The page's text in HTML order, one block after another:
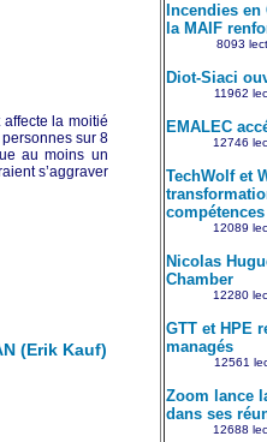
la moitié
sur 8
au moins un
s’aggraver
(Erik Kauf)
Incendies
la MAIF
8093
Diot-Siaci
11962
EMALEC
12746
TechWolf et
compétences
12089
Nicolas
Chamber
12280
GTT et HPE
managés
12561
Zoom lance
dans ses
12688